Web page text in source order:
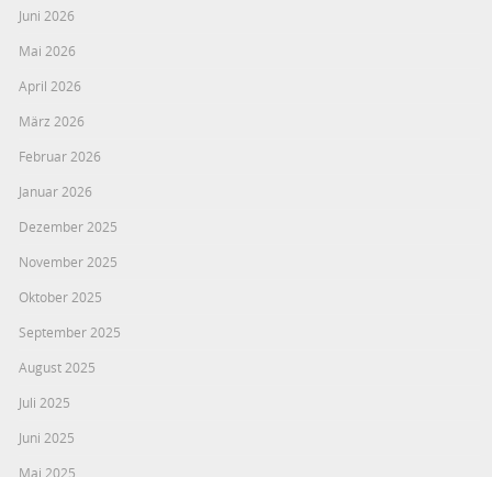
Juni 2026
Mai 2026
April 2026
März 2026
Februar 2026
Januar 2026
Dezember 2025
November 2025
Oktober 2025
September 2025
August 2025
Juli 2025
Juni 2025
Mai 2025